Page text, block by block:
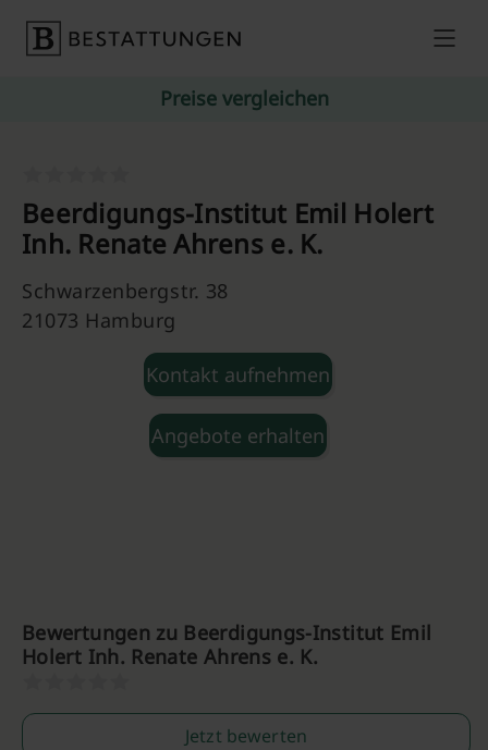
Preise vergleichen
Beerdigungs-Institut Emil Holert
Inh. Renate Ahrens e. K.
Schwarzenbergstr. 38
21073 Hamburg
Kontakt aufnehmen
Angebote erhalten
Bewertungen zu Beerdigungs-Institut Emil
Holert Inh. Renate Ahrens e. K.
Jetzt bewerten